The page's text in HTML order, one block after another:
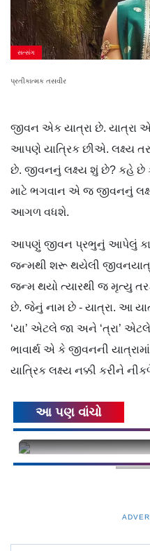
સત્સંગ
પ્રતીકાત્મક તસવીર
જીવન એક યાત્રા છે. યાત્રા
આપણે યાત્રિક છીએ. લક્ષ્ય
છે. જીવનનું લક્ષ્ય શું છે? કહે છે
માટે ભગવાન એ જ જીવનનું
આગળ વધશે.
આપણું જીવન પ્રભુનું આપેલું
જન્મથી શરૂ થયેલી
જન્મ થયો ત્યારથી જ મૃત્યુ
છે. જેનું નામ છે - યાત્રા. આ
‘યા’ એટલે જા અને ‘ત્રા’
ભાવાર્થ એ કે જીવનની
યાત્રિક લક્ષ્ય નક્કી કરીને
આ પણ વાંચો
undefined